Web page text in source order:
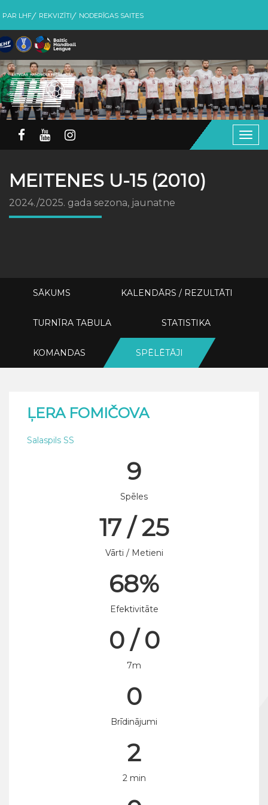
PAR LHF REKVIZĪTI NODERĪGAS SAITES
MEITENES U-15 (2010)
2024./2025. gada sezona, jaunatne
SĀKUMS KALENDĀRS / REZULTĀTI
TURNĪRA TABULA STATISTIKA
KOMANDAS SPĒLĒTĀJI
ĻERA FOMIČOVA
Salaspils SS
9
Spēles
17 / 25
Vārti / Metieni
68%
Efektivitāte
0 / 0
7m
0
Brīdinājumi
2
2 min